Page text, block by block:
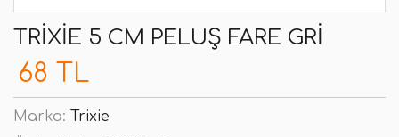
TRIXIE 5 CM PELUŞ FARE GRI
68 TL
Marka: Trixie